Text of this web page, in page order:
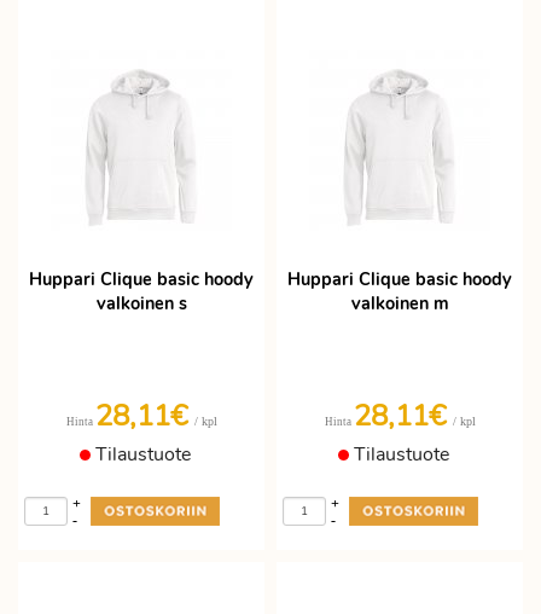
Huppari Clique basic hoody
valkoinen s
Hinta 28,11€ / kpl
Tilaustuote
-
+
Huppari Clique basic hoody
valkoinen m
Hinta 28,11€ / kpl
Tilaustuote
-
+